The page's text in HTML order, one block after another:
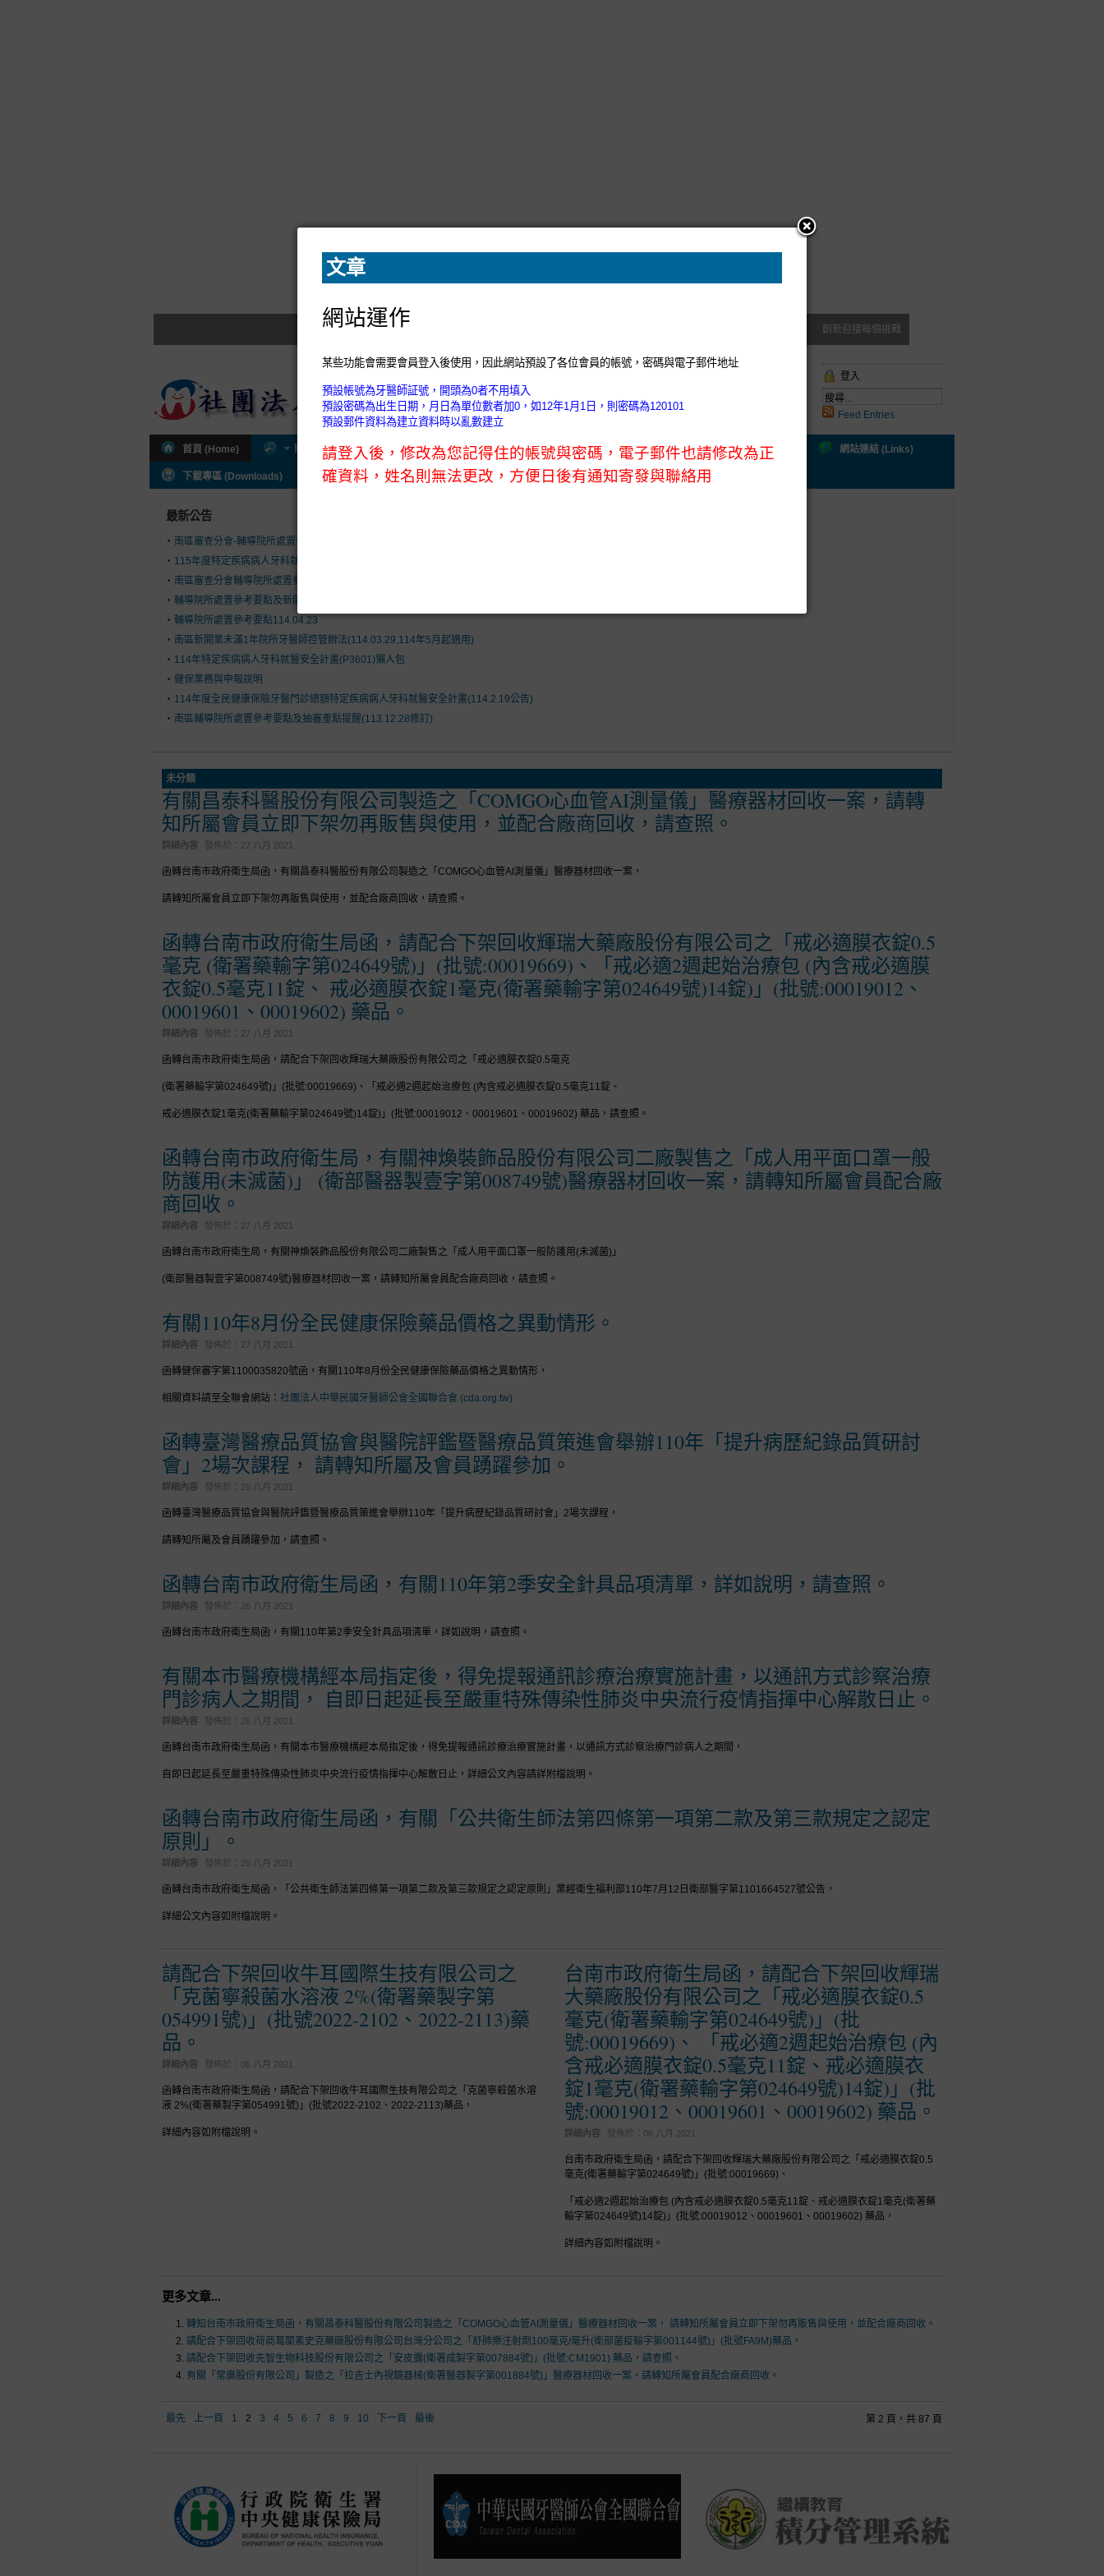
創新迎接每個挑戰
登入
Feed Entries
首頁 (Home) 關於公會 (About) 會務公告 (News) 會員天地 (Members) 口衛教室 (Oral Health) 網站連結 (Links)
下載專區 (Downloads) 公會通知 (Information)
最新公告
南區審查分會-輔導院所處置參考要點及新開執業未滿1年控管辦法及新開業額度及抽審原則
115年度特定疾病病人牙科就醫安全計畫(P3601C)
南區審查分會輔導院所處置參考要點(114.9.11通過).
輔導院所處置參考要點及新開執業控管辦法(114.4.17)
輔導院所處置參考要點114.04.23
南區新開業未滿1年院所牙醫師控管辦法(114.03.29,114年5月起適用)
114年特定疾病病人牙科就醫安全計畫(P3601)懶人包
健保業務與申報說明
114年度全民健康保險牙醫門診總額特定疾病病人牙科就醫安全計畫(114.2.19公告)
南區輔導院所處置參考要點及抽審重點提醒(113.12.28修訂)
未分類
有關昌泰科醫股份有限公司製造之「COMGO心血管AI測量儀」醫療器材回收一案，請轉
知所屬會員立即下架勿再販售與使用，並配合廠商回收，請查照。
詳細內容 發佈於： 27 八月 2021
函轉台南市政府衛生局函，有關昌泰科醫股份有限公司製造之「COMGO心血管AI測量儀」醫療器材回收一案，
請轉知所屬會員立即下架勿再販售與使用，並配合廠商回收，請查照。
函轉台南市政府衛生局函，請配合下架回收輝瑞大藥廠股份有限公司之「戒必適膜衣錠0.5
毫克 (衛署藥輸字第024649號)」(批號:00019669)、「戒必適2週起始治療包 (內含戒必適膜
衣錠0.5毫克11錠、 戒必適膜衣錠1毫克(衛署藥輸字第024649號)14錠)」(批號:00019012、
00019601、00019602) 藥品。
詳細內容 發佈於： 27 八月 2021
函轉台南市政府衛生局函，請配合下架回收輝瑞大藥廠股份有限公司之「戒必適膜衣錠0.5毫克
(衛署藥輸字第024649號)」(批號:00019669)、「戒必適2週起始治療包 (內含戒必適膜衣錠0.5毫克11錠、
戒必適膜衣錠1毫克(衛署藥輸字第024649號)14錠)」(批號:00019012、00019601、00019602) 藥品，請查照。
函轉台南市政府衛生局，有關神煥裝飾品股份有限公司二廠製售之「成人用平面口罩一般
防護用(未滅菌)」 (衛部醫器製壹字第008749號)醫療器材回收一案，請轉知所屬會員配合廠
商回收。
詳細內容 發佈於： 27 八月 2021
函轉台南市政府衛生局，有關神煥裝飾品股份有限公司二廠製售之「成人用平面口罩一般防護用(未滅菌)」
(衛部醫器製壹字第008749號)醫療器材回收一案，請轉知所屬會員配合廠商回收，請查照。
有關110年8月份全民健康保險藥品價格之異動情形。
詳細內容 發佈於： 27 八月 2021
函轉健保審字第1100035820號函，有關110年8月份全民健康保險藥品價格之異動情形，
相關資料請至全聯會網站： 社團法人中華民國牙醫師公會全國聯合會 (cda.org.tw)
函轉臺灣醫療品質協會與醫院評鑑暨醫療品質策進會舉辦110年「提升病歷紀錄品質研討
會」2場次課程， 請轉知所屬及會員踴躍參加。
詳細內容 發佈於： 26 八月 2021
函轉臺灣醫療品質協會與醫院評鑑暨醫療品質策進會舉辦110年「提升病歷紀錄品質研討會」2場次課程，
請轉知所屬及會員踴躍參加，請查照。
函轉台南市政府衛生局函，有關110年第2季安全針具品項清單，詳如說明，請查照。
詳細內容 發佈於： 26 八月 2021
函轉台南市政府衛生局函，有關110年第2季安全針具品項清單，詳如說明，請查照。
有關本市醫療機構經本局指定後，得免提報通訊診療治療實施計畫，以通訊方式診察治療
門診病人之期間， 自即日起延長至嚴重特殊傳染性肺炎中央流行疫情指揮中心解散日止。
詳細內容 發佈於： 26 八月 2021
函轉台南市政府衛生局函，有關本市醫療機構經本局指定後，得免提報通訊診療治療實施計畫，以通訊方式診察治療門診病人之期間，
自即日起延長至嚴重特殊傳染性肺炎中央流行疫情指揮中心解散日止，詳細公文內容請詳附檔說明。
函轉台南市政府衛生局函，有關「公共衛生師法第四條第一項第二款及第三款規定之認定
原則」。
詳細內容 發佈於： 26 八月 2021
函轉台南市政府衛生局函，「公共衛生師法第四條第一項第二款及第三款規定之認定原則」業經衛生福利部110年7月12日衛部醫字第1101664527號公告，
詳細公文內容如附檔說明。
請配合下架回收牛耳國際生技有限公司之
「克菌寧殺菌水溶液 2%(衛署藥製字第
054991號)」(批號2022-2102、2022-2113)藥
品。
詳細內容 發佈於： 06 八月 2021
函轉台南市政府衛生局函，請配合下架回收牛耳國際生技有限公司之「克菌寧殺菌水溶
液 2%(衛署藥製字第054991號)」(批號2022-2102、2022-2113)藥品，
詳細內容如附檔說明。
台南市政府衛生局函，請配合下架回收輝瑞
大藥廠股份有限公司之「戒必適膜衣錠0.5
毫克(衛署藥輸字第024649號)」(批
號:00019669)、 「戒必適2週起始治療包 (內
含戒必適膜衣錠0.5毫克11錠、戒必適膜衣
錠1毫克(衛署藥輸字第024649號)14錠)」(批
號:00019012、00019601、00019602) 藥品。
詳細內容 發佈於： 06 八月 2021
台南市政府衛生局函，請配合下架回收輝瑞大藥廠股份有限公司之「戒必適膜衣錠0.5
毫克(衛署藥輸字第024649號)」(批號:00019669)、
「戒必適2週起始治療包 (內含戒必適膜衣錠0.5毫克11錠、戒必適膜衣錠1毫克(衛署藥
輸字第024649號)14錠)」(批號:00019012、00019601、00019602) 藥品，
詳細內容如附檔說明。
更多文章...
轉知台南市政府衛生局函，有關昌泰科醫股份有限公司製造之「COMGO心血管AI測量儀」醫療器材回收一案， 請轉知所屬會員立即下架勿再販售與使用，並配合廠商回收。
請配合下架回收荷商葛蘭素史克藥廠股份有限公司台灣分公司之「舒肺樂注射劑100毫克/毫升(衛部菌疫輸字第001144號)」(批號FA9M)藥品。
請配合下架回收先智生物科技股份有限公司之「安皮露(衛署成製字第007884號)」(批號:CM1901) 藥品，請查照。
有關「常廣股份有限公司」製造之「拉吉士內視鏡器械(衛署醫器製字第001884號)」醫療器材回收一案，請轉知所屬會員配合廠商回收。
第 2 頁，共 87 頁
最先 上一頁 1 2 3 4 5 6 7 8 9 10 下一頁 最後